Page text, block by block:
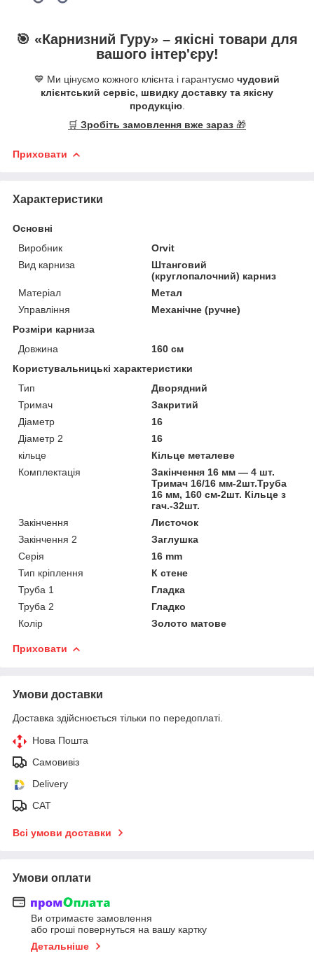
🎯 «Карнизний Гуру» – якісні товари для
вашого інтер'єру!
💙 Ми цінуємо кожного клієнта і гарантуємо чудовий
клієнтський сервіс, швидку доставку та якісну
продукцію.
🛒 Зробіть замовлення вже зараз 🎁
Приховати
Характеристики
Основні
Виробник
Orvit
Вид карниза
Штанговий
(круглопалочний) карниз
Матеріал
Метал
Управління
Механічне (ручне)
Розміри карниза
Довжина
160 см
Користувальницькі характеристики
Тип
Дворядний
Тримач
Закритий
Діаметр
16
Діаметр 2
16
кільце
Кільце металеве
Комплектація
Закінчення 16 мм — 4 шт.
Тримач 16/16 мм-2шт.Труба
16 мм, 160 см-2шт. Кільце з
гач.-32шт.
Закінчення
Листочок
Закінчення 2
Заглушка
Серія
16 mm
Тип кріплення
К стене
Труба 1
Гладка
Труба 2
Гладко
Колір
Золото матове
Приховати
Умови доставки
Доставка здійснюється тільки по передоплаті.
Нова Пошта
Самовивіз
Delivery
САТ
Всі умови доставки
Умови оплати
Ви отримаєте замовлення
або гроші повернуться на вашу картку
Детальніше